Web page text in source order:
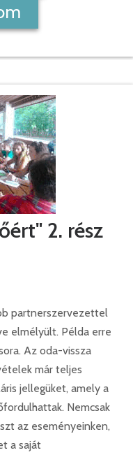
2. rész
partnerszervezettel
elmélyült. Példa erre
Az oda-vissza
már teljes
jellegüket, amely a
Nemcsak
az eseményeinken,
a saját